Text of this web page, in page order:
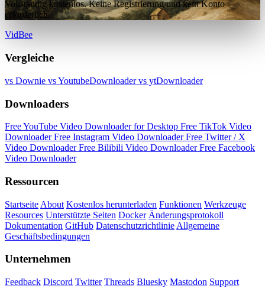
Vollständig kostenlos. Keine Registrierung und kein Konto
erforderlich.
VidBee
Vergleiche
vs Downie vs YoutubeDownloadervs ytDownloader
Downloaders
Free YouTube Video Downloader for Desktop Free TikTok Video
DownloaderFree Instagram Video DownloaderFree Twitter / X
Video DownloaderFree Bilibili Video DownloaderFree Facebook
Video Downloader
Ressourcen
Startseite About Kostenlos herunterladen Funktionen Werkzeuge
Resources Unterstützte Seiten Docker Änderungsprotokoll
Dokumentation GitHub Datenschutzrichtlinie Allgemeine
Geschäftsbedingungen
Unternehmen
Feedback Discord Twitter Threads Bluesky Mastodon Support